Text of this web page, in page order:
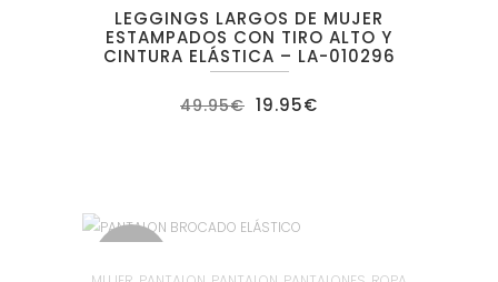
LEGGINGS LARGOS DE MUJER
ESTAMPADOS CON TIRO ALTO Y
CINTURA ELÁSTICA – LA-010296
49.95€ El
precio
19.95€